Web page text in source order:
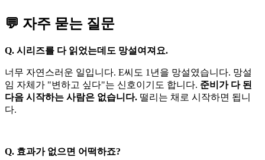
💬 자주 묻는 질문
Q. 시리즈를 다 읽었는데도 망설여져요.
너무 자연스러운 일입니다. E씨도 1년을 망설였습니다. 망설
임 자체가 "변하고 싶다"는 신호이기도 합니다. 준비가 다 된
다음 시작하는 사람은 없습니다. 떨리는 채로 시작하면 됩니
다.
Q. 효과가 없으면 어떡하죠?